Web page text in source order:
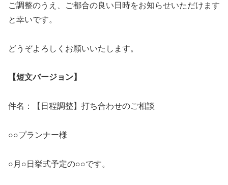
ご調整のうえ、ご都合の良い日時をお知らせいただけます
と幸いです。
どうぞよろしくお願いいたします。
【短文バージョン】
件名：【日程調整】打ち合わせのご相談
○○プランナー様
○月○日挙式予定の○○です。